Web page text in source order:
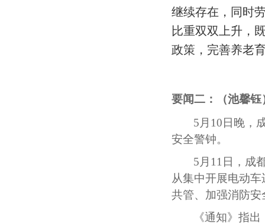
继续存在，同时
比重双双上升，
政策，完善养老
要闻二：（池馨钰
5 月10日晚，
安全警钟。
5 月11日，成
从集中开展电动
共管、加强消防
《通知》指